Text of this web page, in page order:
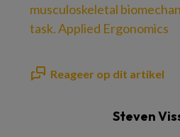
musculoskeletal
task. Applied Ergonomics
Reageer op dit artikel
Steven